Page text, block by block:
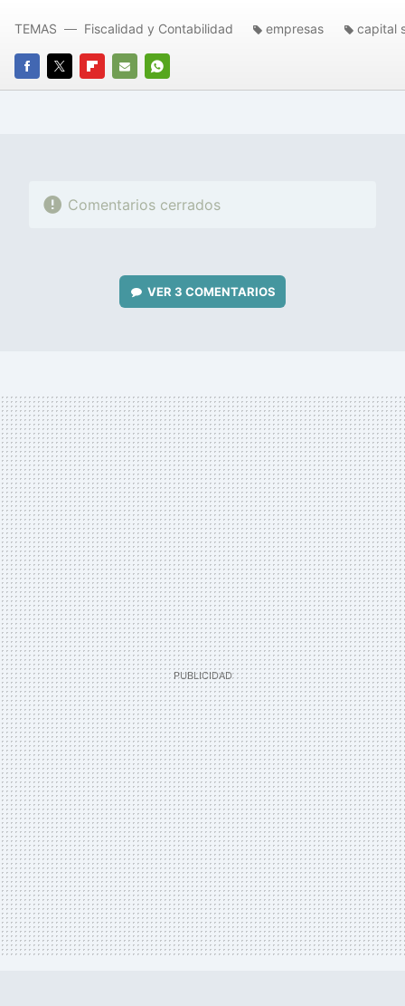
FACEBOOK
TWITTERFLIPBOARD
E-
WHATSAPP
TEMAS Fiscalidad y Contabilidad empresas capital
Comentarios cerrados
VER 3 COMENTARIOS